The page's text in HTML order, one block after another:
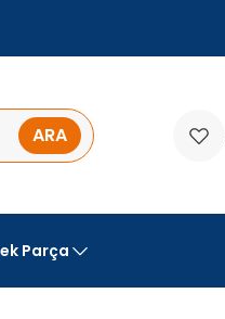
ARA
Parça